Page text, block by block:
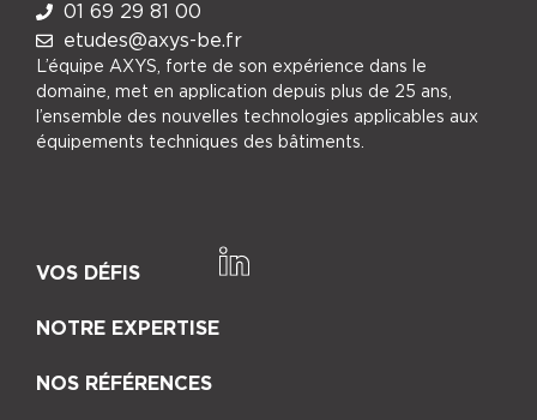
01 69 29 81 00
etudes@axys-be.fr
L’équipe AXYS, forte de son expérience dans le
domaine, met en application depuis plus de 25 ans,
l’ensemble des nouvelles technologies applicables aux
équipements techniques des bâtiments.
VOS DÉFIS
NOTRE EXPERTISE
NOS RÉFÉRENCES